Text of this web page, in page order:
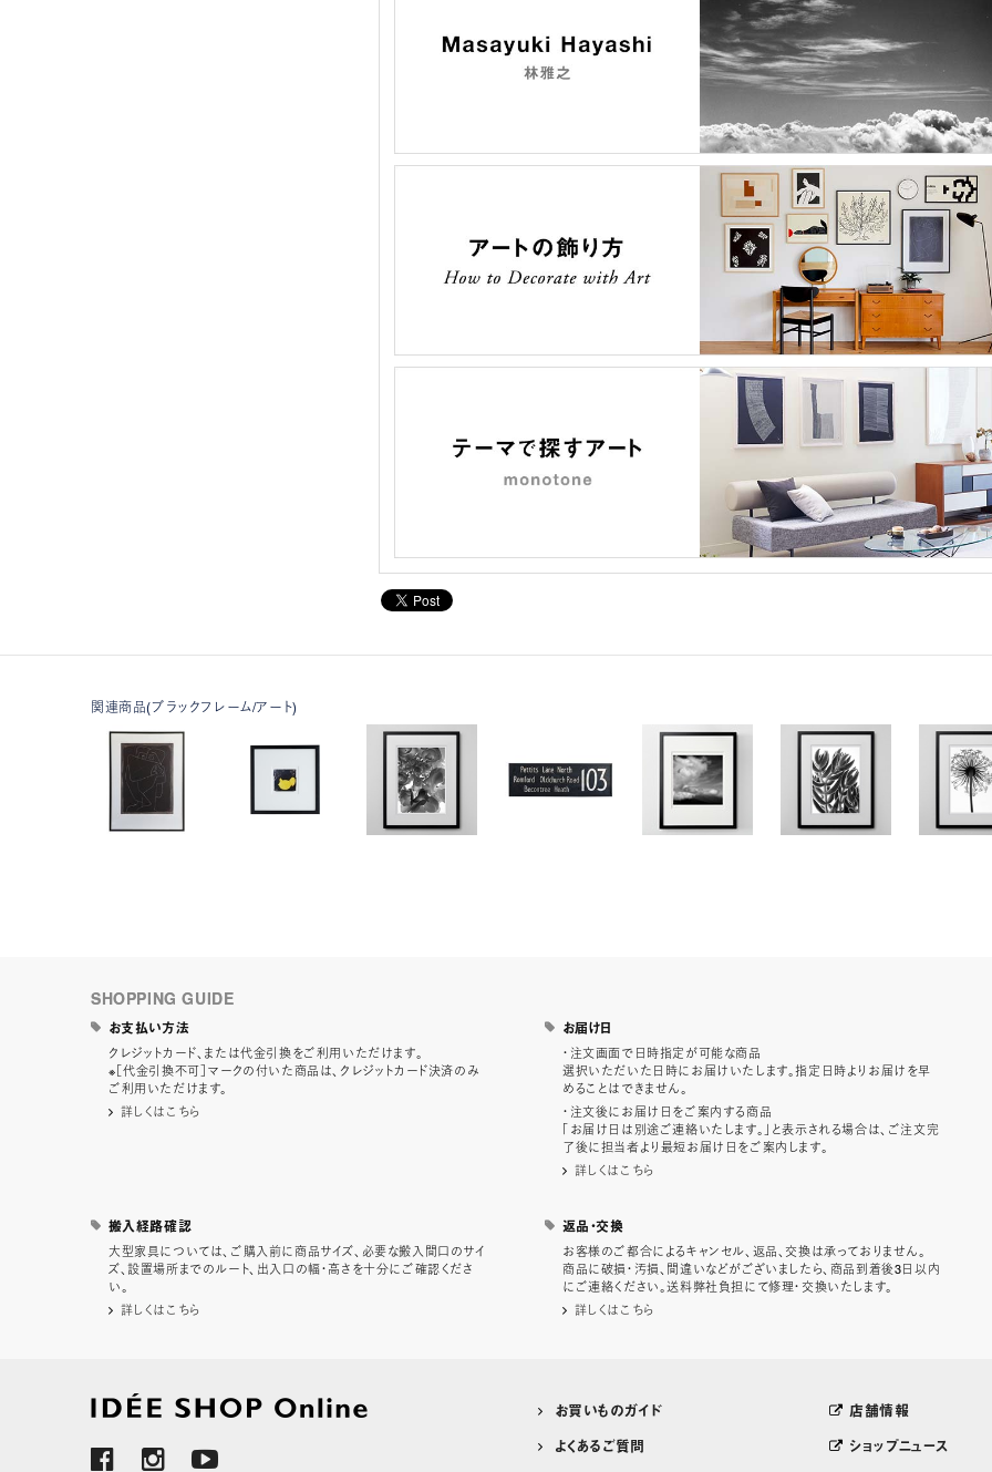
関連商品(ブラックフレーム/アート)
SHOPPING GUIDE
お支払い方法
クレジットカード、または代金引換をご利用いただけます。
※［代金引換不可］マークの付いた商品は、クレジットカード決済のみ
ご利用いただけます。
詳しくはこちら
お届け日
・注文画面で日時指定が可能な商品
選択いただいた日時にお届けいたします。指定日時よりお届けを早
めることはできません。
・注文後にお届け日をご案内する商品
「お届け日は別途ご連絡いたします。」と表示される場合は、ご注文完
了後に担当者より最短お届け日をご案内します。
詳しくはこちら
搬入経路確認
大型家具については、ご購入前に商品サイズ、必要な搬入間口のサイ
ズ、設置場所までのルート、出入口の幅・高さを十分にご確認くださ
い。
詳しくはこちら
返品・交換
お客様のご都合によるキャンセル、返品、交換は承っておりません。
商品に破損・汚損、間違いなどがございましたら、商品到着後3日以内
にご連絡ください。送料弊社負担にて修理・交換いたします。
詳しくはこちら
お買いものガイド
よくあるご質問
店舗情報
ショップニュース